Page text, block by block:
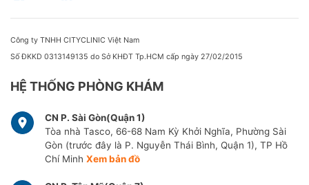
Công ty TNHH CITYCLINIC Việt Nam
Số ĐKKD 0313149135 do Sở KHĐT Tp.HCM cấp ngày 27/02/2015
HỆ THỐNG PHÒNG KHÁM
CN P. Sài Gòn(Quận 1)
Tòa nhà Tasco, 66-68 Nam Kỳ Khởi Nghĩa, Phường Sài
Gòn (trước đây là P. Nguyễn Thái Bình, Quận 1), TP Hồ
Chí Minh Xem bản đồ